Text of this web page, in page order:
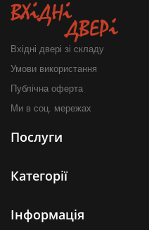
Вхідні двері зі складу
Умови використання
Публічна оферта
Ми в соц. мережах
Послуги
Категорії
Інформація